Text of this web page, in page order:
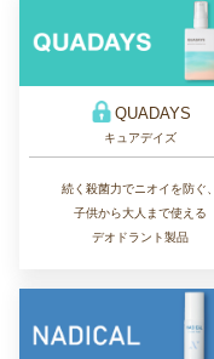
QUADAYS
キュアデイズ
続く殺菌力でニオイを防ぐ、
子供から大人まで使える
デオドラント製品